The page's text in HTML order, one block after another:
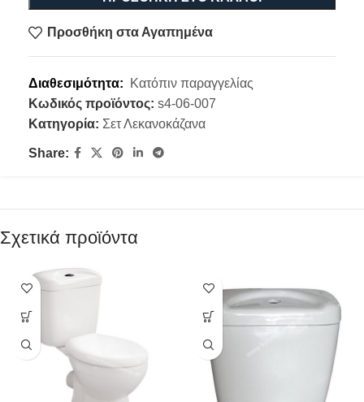
Προσθήκη στα Αγαπημένα
Διαθεσιμότητα:
Κατόπιν παραγγελίας
Κωδικός προϊόντος: s4-06-007
Κατηγορία: Σετ Λεκανοκάζανα
Share:
Σχετικά προϊόντα